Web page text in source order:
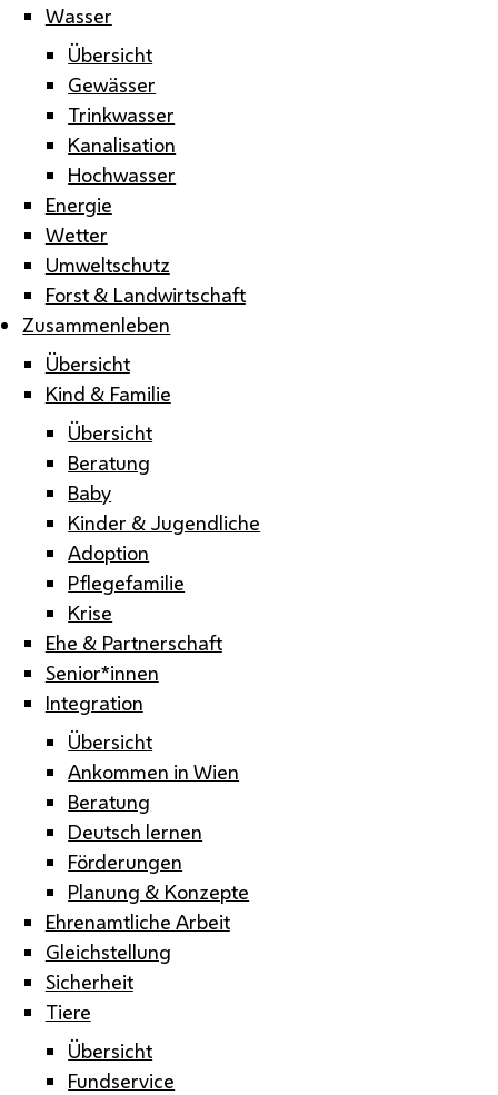
Wasser
Übersicht
Gewässer
Trinkwasser
Kanalisation
Hochwasser
Energie
Wetter
Umweltschutz
Forst & Landwirtschaft
Zusammenleben
Übersicht
Kind & Familie
Übersicht
Beratung
Baby
Kinder & Jugendliche
Adoption
Pflegefamilie
Krise
Ehe & Partnerschaft
Senior*innen
Integration
Übersicht
Ankommen in Wien
Beratung
Deutsch lernen
Förderungen
Planung & Konzepte
Ehrenamtliche Arbeit
Gleichstellung
Sicherheit
Tiere
Übersicht
Fundservice